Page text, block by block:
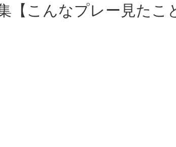
【こんなプレー見たこ